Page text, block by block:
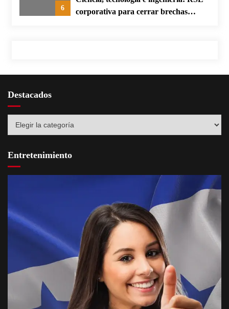
6
corporativa para cerrar brechas
Destacados
Entretenimiento